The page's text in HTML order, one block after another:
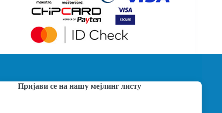
Пријави се на нашу мејлинг листу